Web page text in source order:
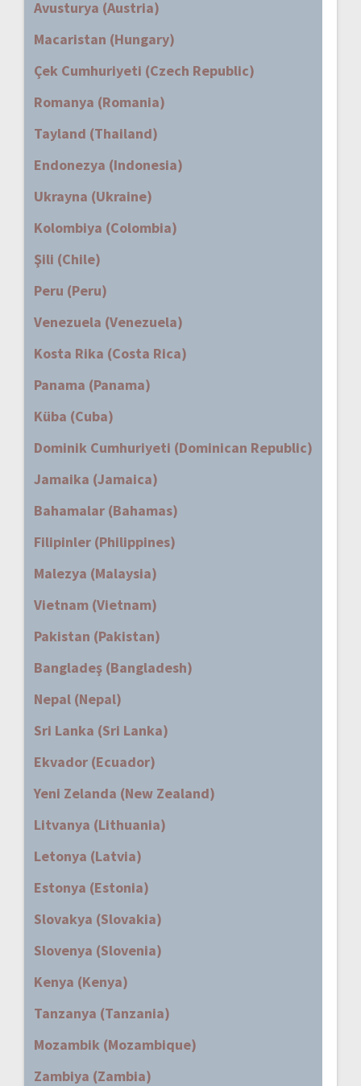
Avusturya (Austria)
Macaristan (Hungary)
Çek Cumhuriyeti (Czech Republic)
Romanya (Romania)
Tayland (Thailand)
Endonezya (Indonesia)
Ukrayna (Ukraine)
Kolombiya (Colombia)
Şili (Chile)
Peru (Peru)
Venezuela (Venezuela)
Kosta Rika (Costa Rica)
Panama (Panama)
Küba (Cuba)
Dominik Cumhuriyeti (Dominican Republic)
Jamaika (Jamaica)
Bahamalar (Bahamas)
Filipinler (Philippines)
Malezya (Malaysia)
Vietnam (Vietnam)
Pakistan (Pakistan)
Bangladeş (Bangladesh)
Nepal (Nepal)
Sri Lanka (Sri Lanka)
Ekvador (Ecuador)
Yeni Zelanda (New Zealand)
Litvanya (Lithuania)
Letonya (Latvia)
Estonya (Estonia)
Slovakya (Slovakia)
Slovenya (Slovenia)
Kenya (Kenya)
Tanzanya (Tanzania)
Mozambik (Mozambique)
Zambiya (Zambia)